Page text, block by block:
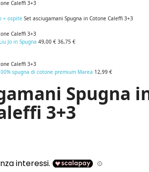
+ ospite Set asciugamani Spugna in Cotone Caleffi 3+3
Jo in Spugna 49,00 € 36,75 €
spugna di cotone premium Marea 12,99 €
Spugna
3+3